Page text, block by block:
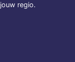
regio.